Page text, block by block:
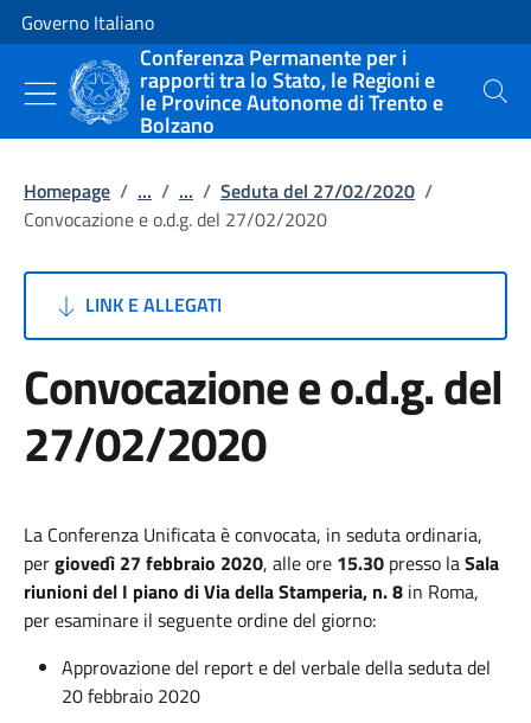
Vai al contenuto
Vai alla navigazione del sito
Governo Italiano
Conferenza Permanente per i
rapporti tra lo Stato, le Regioni e
le Province Autonome di Trento e
Bolzano
Cerca
Homepage / ... / ... / Seduta del 27/02/2020 /
Convocazione e o.d.g. del 27/02/2020
LINK E ALLEGATI
Convocazione e o.d.g. del
27/02/2020
La Conferenza Unificata è convocata, in seduta ordinaria,
pergiovedì 27 febbraio 2020, alle ore 15.30 presso laSala
riunioni del I piano di Via della Stamperia, n. 8 in Roma,
per esaminare il seguente ordine del giorno:
Approvazione del report e del verbale della seduta del
20 febbraio 2020